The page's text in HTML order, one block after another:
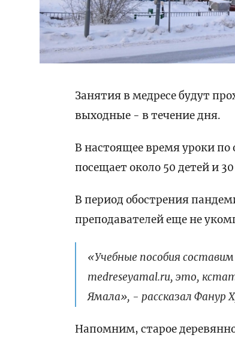
Занятия в медресе будут
выходные - в течение дня.
В настоящее время уроки
посещает около 50 детей и
В период обострения
преподавателей еще не
«Учебные пособия
medreseyamal.ru, это,
Ямала», - рассказал Фанур
Напомним, старое